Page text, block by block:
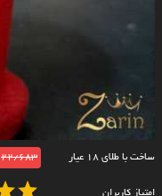
ساخت با طلای ۱۸ عیار 22/683
امتیاز کاربران